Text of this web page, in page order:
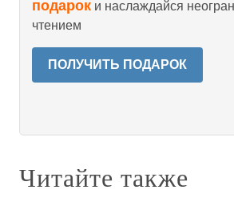
подарок и наслаждайся
чтением
ПОЛУЧИТЬ ПОДАРОК
Читайте также